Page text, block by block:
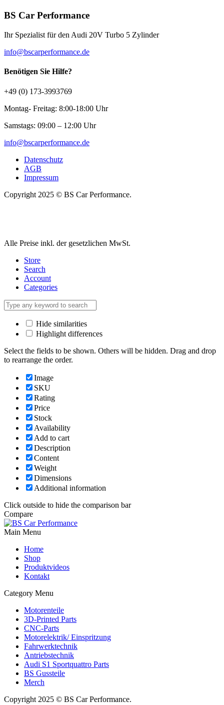
BS Car Performance
Ihr Spezialist für den Audi 20V Turbo 5 Zylinder
info@bscarperformance.de
Benötigen Sie Hilfe?
+49 (0) 173-3993769
Montag- Freitag: 8:00-18:00 Uhr
Samstags: 09:00 – 12:00 Uhr
info@bscarperformance.de
Datenschutz
AGB
Impressum
Copyright 2025 © BS Car Performance.
Alle Preise inkl. der gesetzlichen MwSt.
Store
Search
Account
Categories
Hide similarities
Highlight differences
Select the fields to be shown. Others will be hidden. Drag and drop
to rearrange the order.
Image
SKU
Rating
Price
Stock
Availability
Add to cart
Description
Content
Weight
Dimensions
Additional information
Click outside to hide the comparison bar
Compare
Main Menu
Home
Shop
Produktvideos
Kontakt
Category Menu
Motorenteile
3D-Printed Parts
CNC-Parts
Motorelektrik/ Einspritzung
Fahrwerktechnik
Antriebstechnik
Audi S1 Sportquattro Parts
BS Gussteile
Merch
Copyright 2025 © BS Car Performance.